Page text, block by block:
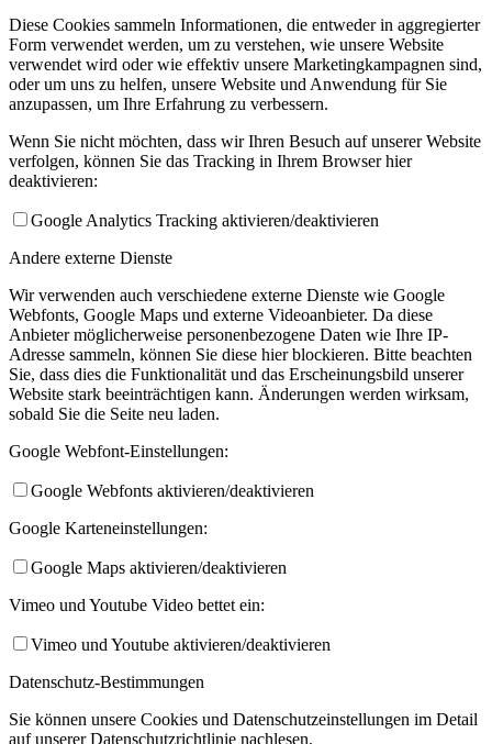
Diese Cookies sammeln Informationen, die entweder in aggregierter
Form verwendet werden, um zu verstehen, wie unsere Website
verwendet wird oder wie effektiv unsere Marketingkampagnen sind,
oder um uns zu helfen, unsere Website und Anwendung für Sie
anzupassen, um Ihre Erfahrung zu verbessern.
Wenn Sie nicht möchten, dass wir Ihren Besuch auf unserer Website
verfolgen, können Sie das Tracking in Ihrem Browser hier
deaktivieren:
Google Analytics Tracking aktivieren/deaktivieren
Andere externe Dienste
Wir verwenden auch verschiedene externe Dienste wie Google
Webfonts, Google Maps und externe Videoanbieter. Da diese
Anbieter möglicherweise personenbezogene Daten wie Ihre IP-
Adresse sammeln, können Sie diese hier blockieren. Bitte beachten
Sie, dass dies die Funktionalität und das Erscheinungsbild unserer
Website stark beeinträchtigen kann. Änderungen werden wirksam,
sobald Sie die Seite neu laden.
Google Webfont-Einstellungen:
Google Webfonts aktivieren/deaktivieren
Google Karteneinstellungen:
Google Maps aktivieren/deaktivieren
Vimeo und Youtube Video bettet ein:
Vimeo und Youtube aktivieren/deaktivieren
Datenschutz-Bestimmungen
Sie können unsere Cookies und Datenschutzeinstellungen im Detail
auf unserer Datenschutzrichtlinie nachlesen.